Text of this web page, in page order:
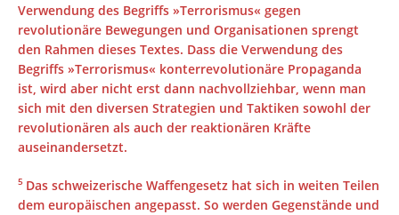
Verwendung des Begriffs »Terrorismus« gegen
revolutionäre Bewegungen und Organisationen sprengt
den Rahmen dieses Textes. Dass die Verwendung des
Begriffs »Terrorismus« konterrevolutionäre Propaganda
ist, wird aber nicht erst dann nachvollziehbar, wenn man
sich mit den diversen Strategien und Taktiken sowohl der
revolutionären als auch der reaktionären Kräfte
auseinandersetzt.
5 Das schweizerische Waffengesetz hat sich in weiten Teilen
dem europäischen angepasst. So werden Gegenstände und